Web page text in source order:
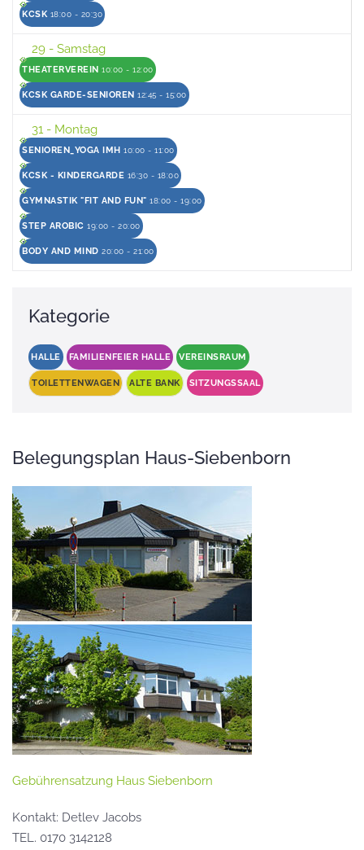
KCSK 18:00 - 20:30
29 - Samstag
THEATERVEREIN 10:00 - 12:00
KCSK GARDE-SENIOREN 12:45 - 15:00
31 - Montag
SENIOREN_YOGA IMH 10:00 - 11:00
KCSK - KINDERGARDE 16:30 - 18:00
GYMNASTIK "FIT AND FUN" 18:00 - 19:00
STEP AROBIC 19:00 - 20:00
BODY AND MIND 20:00 - 21:00
Kategorie
HALLE FAMILIENFEIER HALLE VEREINSRAUM
TOILETTENWAGEN ALTE BANK SITZUNGSSAAL
Belegungsplan Haus-Siebenborn
Gebührensatzung Haus Siebenborn
Kontakt: Detlev Jacobs
TEL. 0170 3142128